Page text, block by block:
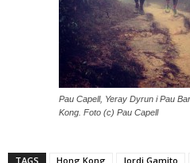
Pau Capell, Yeray Dyrun i Pau
Kong. Foto (c) Pau Capell
TAGS Hong Kong Jordi Gamito